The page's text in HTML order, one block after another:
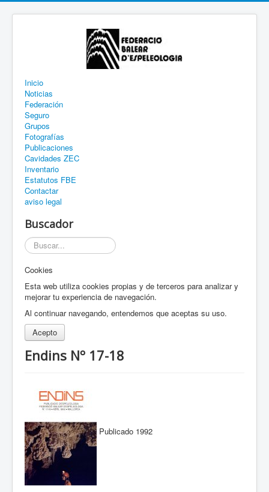
Inicio
Noticias
Federación
Seguro
Grupos
Fotografías
Publicaciones
Cavidades ZEC
Inventario
Estatutos FBE
Contactar
aviso legal
Buscador
Buscar
Cookies
Esta web utiliza cookies propias y de terceros para analizar y
mejorar tu experiencia de navegación.
Al continuar navegando, entendemos que aceptas su uso.
Acepto
Endins Nº 17-18
Publicado 1992